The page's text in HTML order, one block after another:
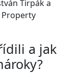
Tirpák a
a jak